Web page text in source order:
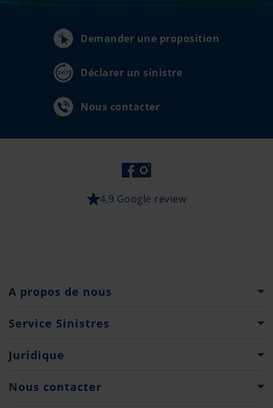
Demander une proposition
Déclarer un sinistre
Nous contacter
4,9 Google review
A propos de nous
Le Groupe Pantaenius
Partenaires
Presse
Service Sinistres
Que faire...?
Juridique
Droits d'auteur
Nous contacter